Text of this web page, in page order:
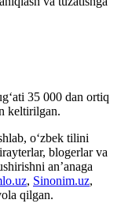
35 000 dan ortiq
keltirilgan.
o‘zbek tilini
blogerlar va
an’anaga
, Sinonim.uz,
qilgan.